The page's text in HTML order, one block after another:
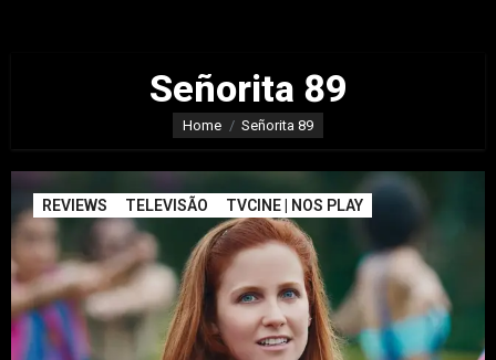
Señorita 89
Home Señorita 89
REVIEWS TELEVISÃO TVCINE | NOS PLAY